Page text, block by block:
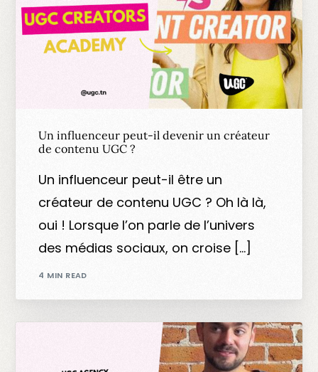
Un influenceur peut-il devenir un créateur
de contenu UGC ?
Un influenceur peut-il être un
créateur de contenu UGC ? Oh là là,
oui ! Lorsque l’on parle de l’univers
des médias sociaux, on croise […]
4 MIN READ